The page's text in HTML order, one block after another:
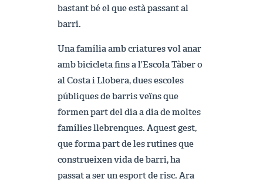
bastant bé el que està passant al
barri.
Una família amb criatures vol anar
amb bicicleta fins a l’Escola Tàber o
al Costa i Llobera, dues escoles
públiques de barris veïns que
formen part del dia a dia de moltes
famílies llebrenques. Aquest gest,
que forma part de les rutines que
construeixen vida de barri, ha
passat a ser un esport de risc. Ara